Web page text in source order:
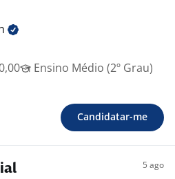
Ensino Médio (2º Grau)
Candidatar-me
5 ago